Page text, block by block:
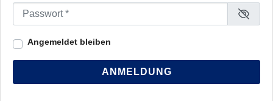
Passwort
Angemeldet bleiben
ANMELDUNG